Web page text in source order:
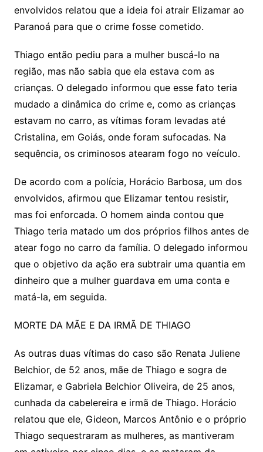
envolvidos relatou que a ideia foi atrair Elizamar ao
Paranoá para que o crime fosse cometido.
Thiago então pediu para a mulher buscá-lo na
região, mas não sabia que ela estava com as
crianças. O delegado informou que esse fato teria
mudado a dinâmica do crime e, como as crianças
estavam no carro, as vítimas foram levadas até
Cristalina, em Goiás, onde foram sufocadas. Na
sequência, os criminosos atearam fogo no veículo.
De acordo com a polícia, Horácio Barbosa, um dos
envolvidos, afirmou que Elizamar tentou resistir,
mas foi enforcada. O homem ainda contou que
Thiago teria matado um dos próprios filhos antes de
atear fogo no carro da família. O delegado informou
que o objetivo da ação era subtrair uma quantia em
dinheiro que a mulher guardava em uma conta e
matá-la, em seguida.
MORTE DA MÃE E DA IRMÃ DE THIAGO
As outras duas vítimas do caso são Renata Juliene
Belchior, de 52 anos, mãe de Thiago e sogra de
Elizamar, e Gabriela Belchior Oliveira, de 25 anos,
cunhada da cabelereira e irmã de Thiago. Horácio
relatou que ele, Gideon, Marcos Antônio e o próprio
Thiago sequestraram as mulheres, as mantiveram